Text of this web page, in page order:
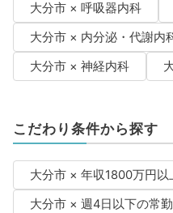
大分市 × 呼吸器内科
大分市 × 内分泌・代謝内
大分市 × 神経内科
こだわり条件から探す
大分市 × 年収1800万円以
大分市 × 週4日以下の常